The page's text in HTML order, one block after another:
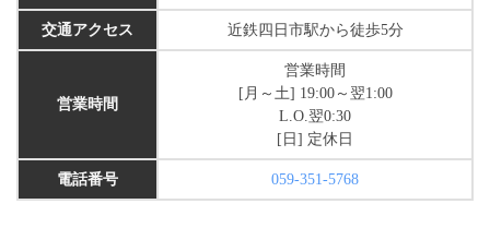
交通アクセス 近鉄四日市駅から徒歩5分
営業時間
営業時間
[月～土] 19:00～翌1:00
L.O.翌0:30
[日] 定休日
電話番号 059-351-5768